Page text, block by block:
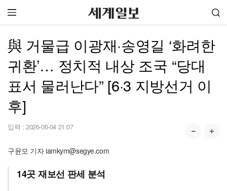
與 거물급 이광재·송영길 ‘화려한
귀환’… 정치적 내상 조국 “당대
표서 물러난다” [6·3 지방선거 이
후]
입력 : 2026-06-04 21:07
구윤모 기자 iamkym@segye.com
14곳 재보선 판세 분석